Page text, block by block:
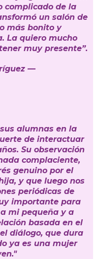
complicado de la
un salón de
más bonito y
La quiero mucho
muy presente”.
—
alumnas en la
de interactuar
Su observación
complaciente,
genuino por el
y que luego nos
periódicas de
importante para
mi pequeña y a
basada en el
diálogo, que dura
ya es una mujer